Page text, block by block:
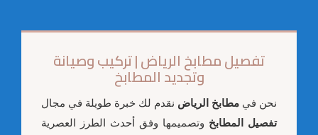
تفصيل مطابخ الرياض | تركيب وصيانة
وتجديد المطابخ
نحن في مطابخ الرياض نقدم لك خبرة طويلة في مجال
تفصيل المطابخ وتصميمها وفق أحدث الطرز العصرية